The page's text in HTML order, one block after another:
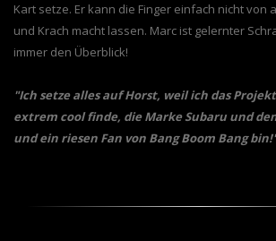
Kart setze. Er kann die Finger einfach nicht von
und Krach macht lassen. Marc ist gelernter
immer den Überblick!
"Ich setze alles auf Horst, weil ich das
extrem cool finde, die Marke Subaru und
und ein riesen Fan von Bang Boom Bang